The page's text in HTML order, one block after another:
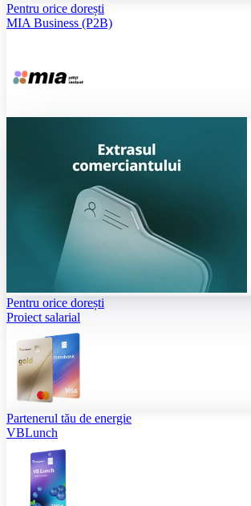
Pentru orice dorești
MIA Business (P2B)
Pentru orice dorești
Proiect salarial
Partenerul tău de energie
VBLunch